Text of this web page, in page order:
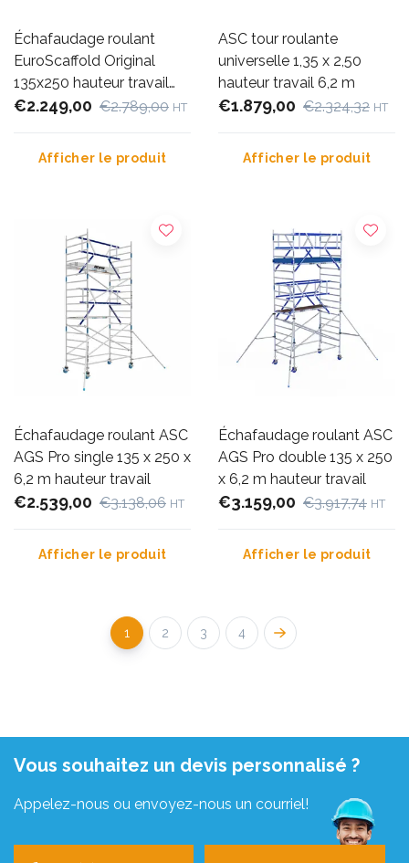
Échafaudage roulant
EuroScaffold Original
135x250 hauteur travail
6,2 m
€2.249,00 €2.789,00 HT
Afficher le produit
ASC tour roulante
universelle 1,35 x 2,50
hauteur travail 6,2 m
€1.879,00 €2.324,32 HT
Afficher le produit
Échafaudage roulant ASC
AGS Pro single 135 x 250 x
6,2 m hauteur travail
€2.539,00 €3.138,06 HT
Afficher le produit
Échafaudage roulant ASC
AGS Pro double 135 x 250
x 6,2 m hauteur travail
€3.159,00 €3.917,74 HT
Afficher le produit
1 2 3 4
Vous souhaitez un devis personnalisé ?
Appelez-nous ou envoyez-nous un courriel!